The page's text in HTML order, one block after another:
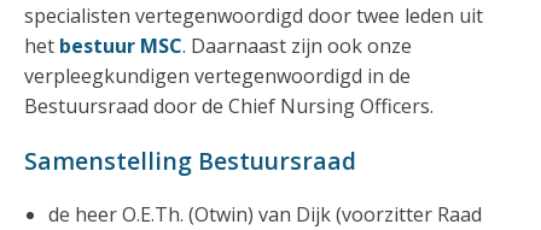
specialisten vertegenwoordigd door twee leden uit
het bestuur MSC. Daarnaast zijn ook onze
verpleegkundigen vertegenwoordigd in de
Bestuursraad door de Chief Nursing Officers.
Samenstelling Bestuursraad
de heer O.E.Th. (Otwin) van Dijk (voorzitter Raad